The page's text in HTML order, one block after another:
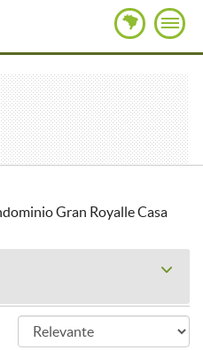
Gran Royalle Casa